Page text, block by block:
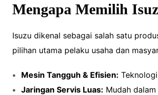
Mengapa Memilih
Isuzu dikenal sebagai salah satu
pilihan utama pelaku usaha dan
Mesin Tangguh & Efisien:
Jaringan Servis Luas: Mudah